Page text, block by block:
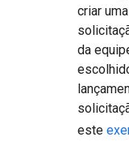
criar
da
este